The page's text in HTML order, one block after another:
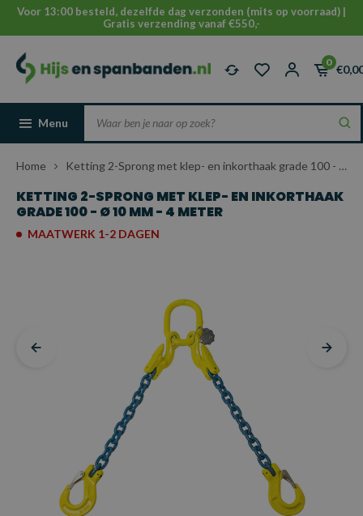
Voor 13:00 besteld, dezelfde dag verzonden (mits op voorraad) |
Gratis verzending vanaf €550,-
0
Menu
Home Ketting 2-Sprong met klep- en inkorthaak grade 100 - Ø 10 mm - 4 meter
KETTING 2-SPRONG MET KLEP- EN INKORTHAAK
GRADE 100 - Ø 10 MM - 4 METER
MAATWERK 1-2 DAGEN